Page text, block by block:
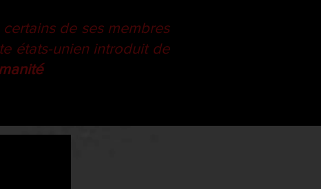
de ses membres
états-unien introduit de